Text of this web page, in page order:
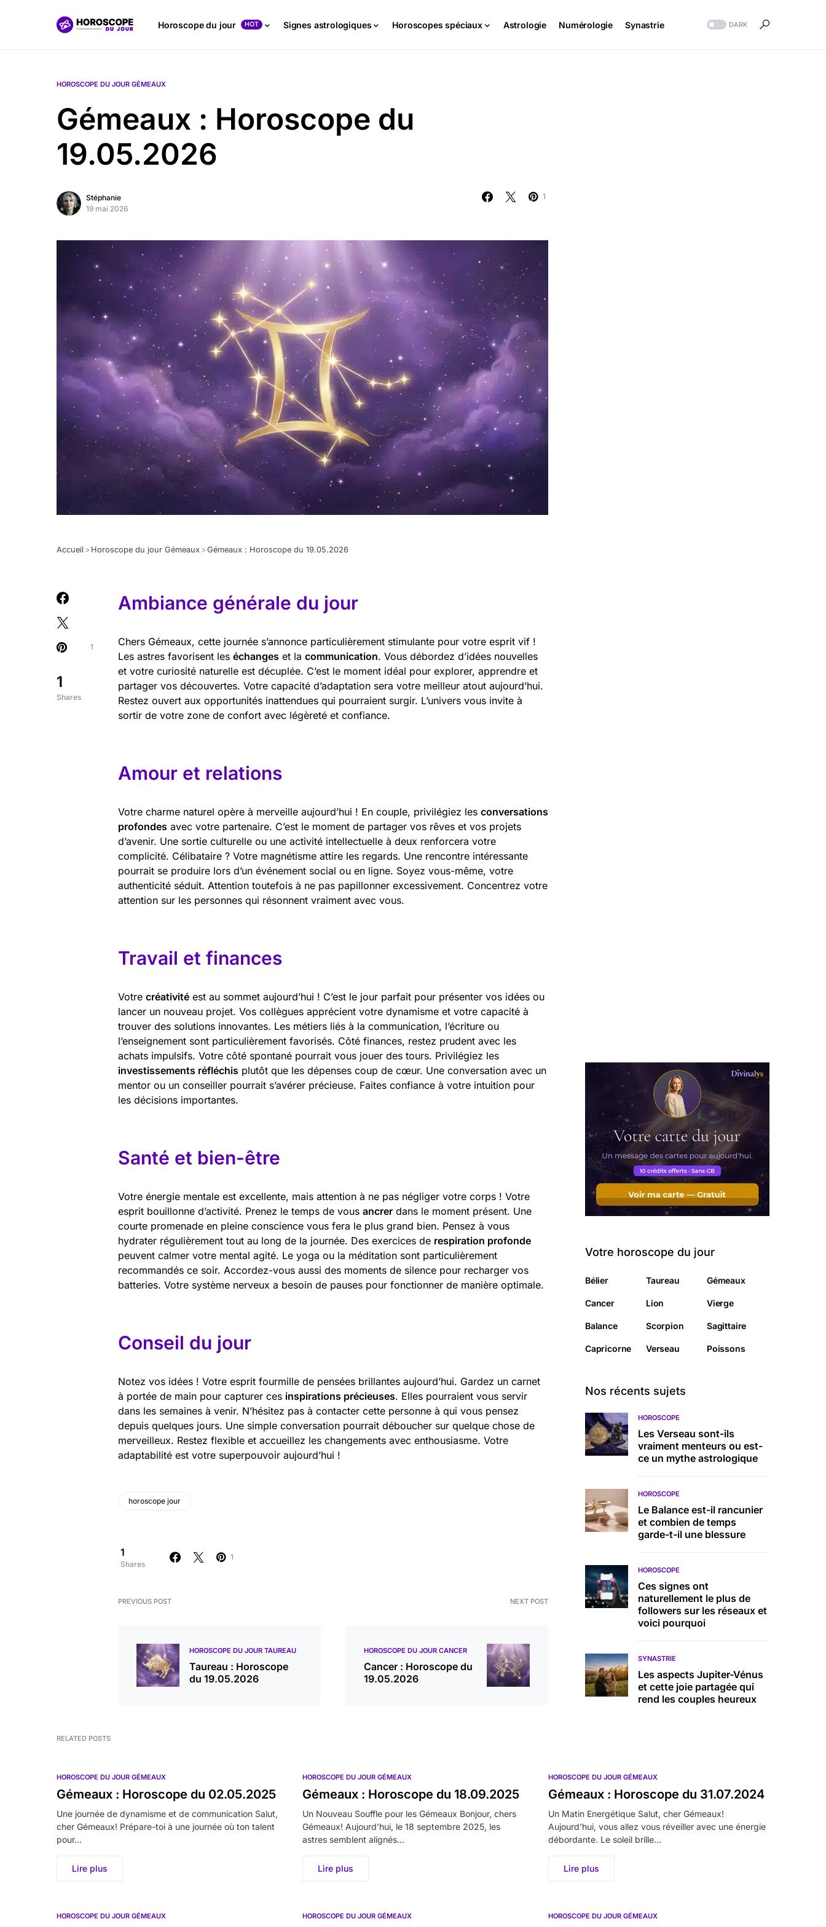
Horoscope du jour HOT Signes astrologiques Horoscopes spéciaux Astrologie Numérologie Synastrie DARK
HOROSCOPE DU JOUR GÉMEAUX
Gémeaux : Horoscope du
19.05.2026
Stéphanie
19 mai 2026
1
Accueil > Horoscope du jour Gémeaux >Gémeaux : Horoscope du 19.05.2026
1
Shares
1
Ambiance générale du jour
Chers Gémeaux, cette journée s’annonce particulièrement stimulante pour votre esprit vif !
Les astres favorisent les échanges et la communication. Vous débordez d’idées nouvelles
et votre curiosité naturelle est décuplée. C’est le moment idéal pour explorer, apprendre et
partager vos découvertes. Votre capacité d’adaptation sera votre meilleur atout aujourd’hui.
Restez ouvert aux opportunités inattendues qui pourraient surgir. L’univers vous invite à
sortir de votre zone de confort avec légèreté et confiance.
Amour et relations
Votre charme naturel opère à merveille aujourd’hui ! En couple, privilégiez les conversations
profondes avec votre partenaire. C’est le moment de partager vos rêves et vos projets
d’avenir. Une sortie culturelle ou une activité intellectuelle à deux renforcera votre
complicité. Célibataire ? Votre magnétisme attire les regards. Une rencontre intéressante
pourrait se produire lors d’un événement social ou en ligne. Soyez vous-même, votre
authenticité séduit. Attention toutefois à ne pas papillonner excessivement. Concentrez votre
attention sur les personnes qui résonnent vraiment avec vous.
Travail et finances
Votre créativité est au sommet aujourd’hui ! C’est le jour parfait pour présenter vos idées ou
lancer un nouveau projet. Vos collègues apprécient votre dynamisme et votre capacité à
trouver des solutions innovantes. Les métiers liés à la communication, l’écriture ou
l’enseignement sont particulièrement favorisés. Côté finances, restez prudent avec les
achats impulsifs. Votre côté spontané pourrait vous jouer des tours. Privilégiez les
investissements réfléchis plutôt que les dépenses coup de cœur. Une conversation avec un
mentor ou un conseiller pourrait s’avérer précieuse. Faites confiance à votre intuition pour
les décisions importantes.
Santé et bien-être
Votre énergie mentale est excellente, mais attention à ne pas négliger votre corps ! Votre
esprit bouillonne d’activité. Prenez le temps de vous ancrer dans le moment présent. Une
courte promenade en pleine conscience vous fera le plus grand bien. Pensez à vous
hydrater régulièrement tout au long de la journée. Des exercices de respiration profonde
peuvent calmer votre mental agité. Le yoga ou la méditation sont particulièrement
recommandés ce soir. Accordez-vous aussi des moments de silence pour recharger vos
batteries. Votre système nerveux a besoin de pauses pour fonctionner de manière optimale.
Conseil du jour
Notez vos idées ! Votre esprit fourmille de pensées brillantes aujourd’hui. Gardez un carnet
à portée de main pour capturer ces inspirations précieuses. Elles pourraient vous servir
dans les semaines à venir. N’hésitez pas à contacter cette personne à qui vous pensez
depuis quelques jours. Une simple conversation pourrait déboucher sur quelque chose de
merveilleux. Restez flexible et accueillez les changements avec enthousiasme. Votre
adaptabilité est votre superpouvoir aujourd’hui !
horoscope jour
1
Shares
1
PREVIOUS POST
HOROSCOPE DU JOUR TAUREAU
Taureau : Horoscope
du 19.05.2026
NEXT POST
HOROSCOPE DU JOUR CANCER
Cancer : Horoscope du
19.05.2026
Votre horoscope du jour
Bélier Taureau Gémeaux
Cancer Lion Vierge
Balance Scorpion Sagittaire
Capricorne Verseau Poissons
Nos récents sujets
HOROSCOPE
Les Verseau sont-ils
vraiment menteurs ou est-
ce un mythe astrologique
HOROSCOPE
Le Balance est-il rancunier
et combien de temps
garde-t-il une blessure
HOROSCOPE
Ces signes ont
naturellement le plus de
followers sur les réseaux et
voici pourquoi
SYNASTRIE
Les aspects Jupiter-Vénus
et cette joie partagée qui
rend les couples heureux
RELATED POSTS
HOROSCOPE DU JOUR GÉMEAUX
Gémeaux : Horoscope du 02.05.2025
Une journée de dynamisme et de communication Salut,
cher Gémeaux! Prépare-toi à une journée où ton talent
pour…
Lire plus
HOROSCOPE DU JOUR GÉMEAUX
Gémeaux : Horoscope du 18.09.2025
Un Nouveau Souffle pour les Gémeaux Bonjour, chers
Gémeaux! Aujourd’hui, le 18 septembre 2025, les
astres semblent alignés…
Lire plus
HOROSCOPE DU JOUR GÉMEAUX
Gémeaux : Horoscope du 31.07.2024
Un Matin Energétique Salut, cher Gémeaux!
Aujourd’hui, vous allez vous réveiller avec une énergie
débordante. Le soleil brille…
Lire plus
HOROSCOPE DU JOUR GÉMEAUX HOROSCOPE DU JOUR GÉMEAUX HOROSCOPE DU JOUR GÉMEAUX